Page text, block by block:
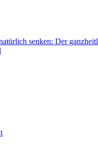
senken: Der